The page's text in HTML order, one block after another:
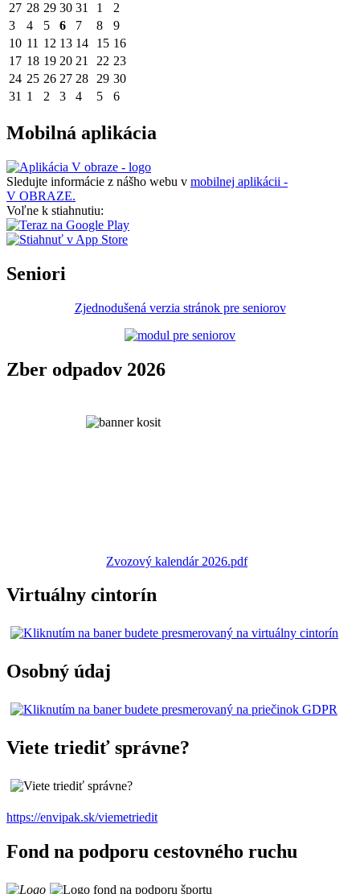
27 28 29 30 31 1
2
3
4 5 6 7 8
9
10 11 12 13 14 15 16
17 18 19 20 21 22 23
24 25 26 27 28 29 30
31 1 2 3 4 5 6
Mobilná aplikácia
Sledujte informácie z nášho webu v mobilnej aplikácii -
V OBRAZE.
Voľne k stiahnutiu:
Seniori
Zjednodušená verzia stránok pre seniorov
Zber odpadov 2026
Zvozový kalendár 2026.pdf
Virtuálny cintorín
Osobný údaj
Viete triediť správne?
https://envipak.sk/viemetriedit
Fond na podporu cestovného ruchu